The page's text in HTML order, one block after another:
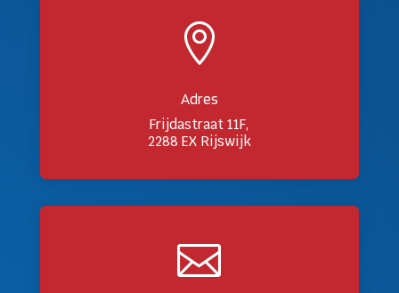

Adres
Frijdastraat 11F,
2288 EX Rijswijk
